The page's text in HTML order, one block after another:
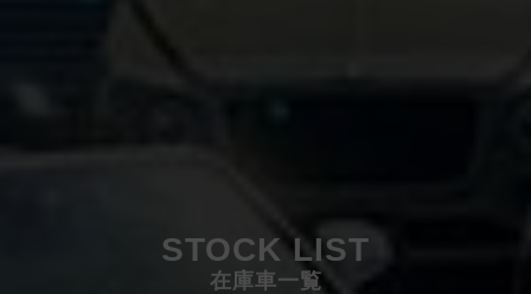
STOCK LIST
在庫車一覧